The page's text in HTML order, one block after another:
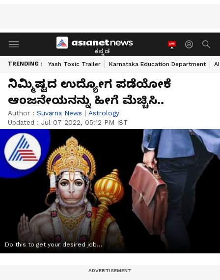
ಕನ್ನಡ
TRENDING : Yash Toxic Trailer Karnataka Education Department
ನಿಮ್ಮಿಷ್ಟದ ಉದ್ಯೋಗ ಪಡೆಯೋಕೆ
ಆಂಜನೇಯನನ್ನು ಹೀಗೆ ಮೆಚ್ಚಿಸಿ..
Author : Suvarna News | Astrology
Updated : Jul 07 2022, 05:12 PM IST
Do this to get your desired job…